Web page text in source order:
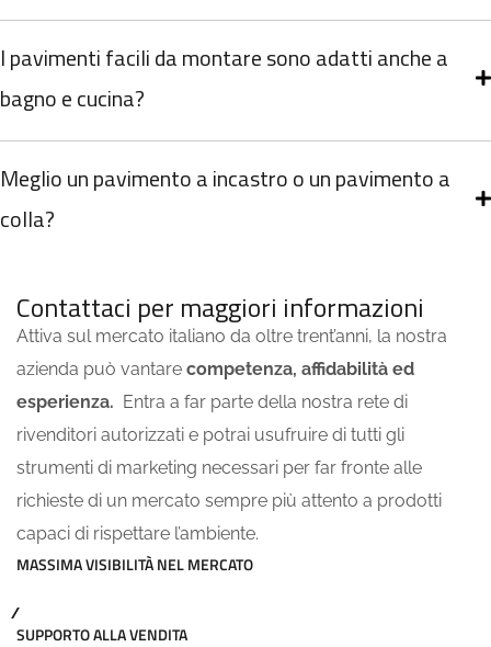
I pavimenti facili da montare sono adatti anche a
bagno e cucina?
Meglio un pavimento a incastro o un pavimento a
colla?
Contattaci per maggiori informazioni
Attiva sul mercato italiano da oltre trent’anni, la nostra
azienda può vantare competenza, affidabilità ed
esperienza. Entra a far parte della nostra rete di
rivenditori autorizzati e potrai usufruire di tutti gli
strumenti di marketing necessari per far fronte alle
richieste di un mercato sempre più attento a prodotti
capaci di rispettare l’ambiente.
MASSIMA VISIBILITÀ NEL MERCATO
SUPPORTO ALLA VENDITA